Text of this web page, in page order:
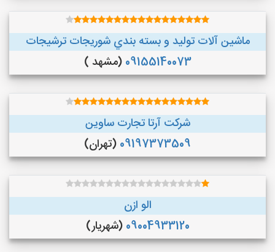
ماشین آلات توليد و بسته بندي شوريجات ترشيجات
09155140073 (مشهد )
شرکت آرتا تجارت ساوین
09197373509 (تهران)
الو ازن
09004933120 (شهریار)